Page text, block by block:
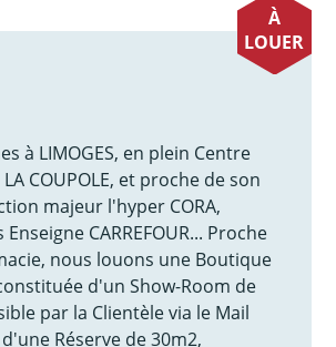
À
LOUER
à LIMOGES, en plein Centre
COUPOLE, et proche de son
majeur l'hyper CORA,
CARREFOUR... Proche
nous louons une Boutique
d'un Show-Room de
par la Clientèle via le Mail
Réserve de 30m2,